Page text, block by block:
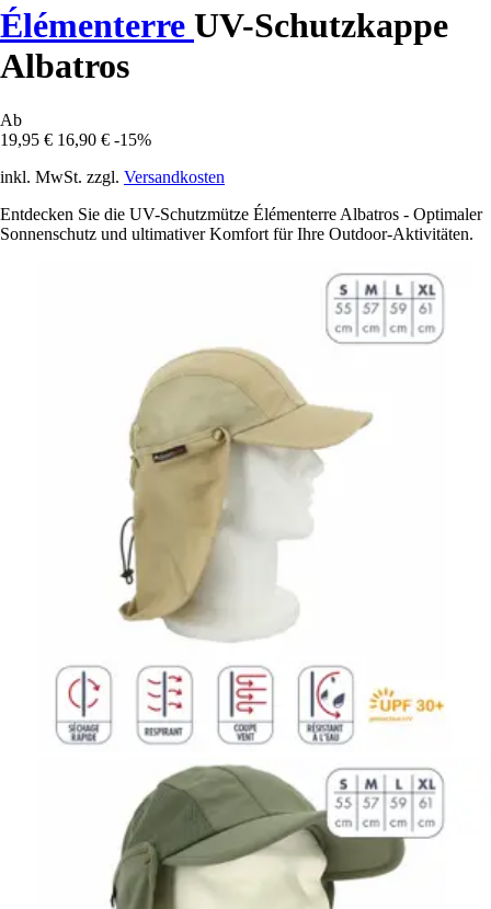
Élémenterre UV-Schutzkappe
Albatros
Ab
19,95 € 16,90 € -15%
inkl. MwSt. zzgl. Versandkosten
Entdecken Sie die UV-Schutzmütze Élémenterre Albatros - Optimaler
Sonnenschutz und ultimativer Komfort für Ihre Outdoor-Aktivitäten.